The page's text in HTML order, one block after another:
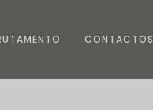
CONTACTOS